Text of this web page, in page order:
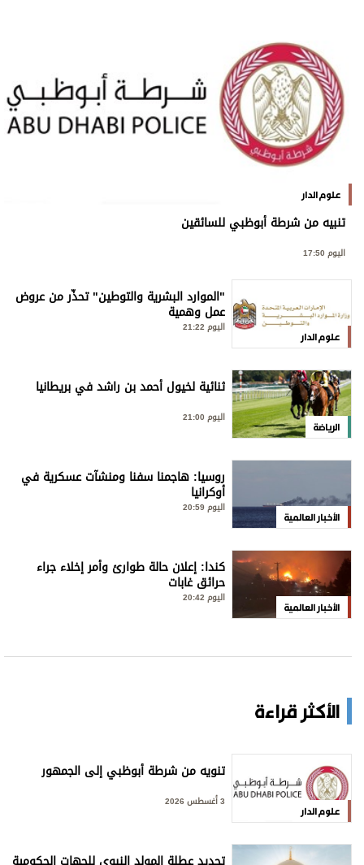
علوم الدار
تنبيه من شرطة أبوظبي للسائقين
اليوم 17:50
علوم الدار
"الموارد البشرية والتوطين" تحذّر من عروض
عمل وهمية
اليوم 21:22
الرياضة
ثنائية لخيول أحمد بن راشد في بريطانيا
اليوم 21:00
الأخبار العالمية
روسيا: هاجمنا سفنا ومنشآت عسكرية في
أوكرانيا
اليوم 20:59
الأخبار العالمية
كندا: إعلان حالة طوارئ وأمر إخلاء جراء
حرائق غابات
اليوم 20:42
الأكثر قراءة
علوم الدار
تنويه من شرطة أبوظبي إلى الجمهور